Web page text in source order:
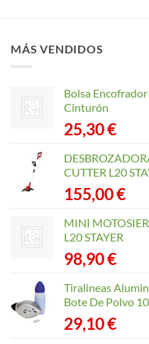
MÁS VENDIDOS
Bolsa
Cinturón
25,30€
CUTTER L20
155,00€
MINI
L20 STAYER
98,90€
Tiralineas
Bote De Polvo
29,10€